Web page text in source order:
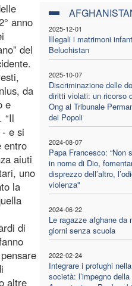
2025-12-01
Illegali i matrimoni
Beluchistan
2025-10-07
Discriminazione delle
diritti violati: un ricorso
Ong al Tribunale
dei Popoli
2024-08-07
Papa Francesco: “Non
in nome di Dio,
disprezzo dell’altro,
violenza"
2024-06-22
Le ragazze afghane da
giorni senza scuola
2022-02-24
Integrare i profughi nella
società: l’impegno della
anno
del
da
e
“Il
e si
entro
aiuti
uno
la
di
altre